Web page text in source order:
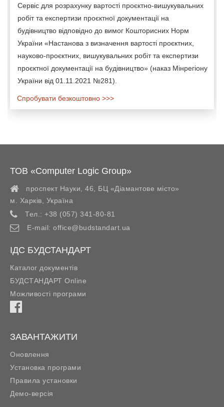
Сервіс для розрахунку вартості проєктно-вишукувальних
робіт та експертизи проєктної документації на
будівництво відповідно до вимог Кошторисних Норм
України «Настанова з визначення вартості проєктних,
науково-проєктних, вишукувальних робіт та експертизи
проєктної документації на будівництво» (наказ Мінрегіону
України від 01.11.2021 №281).
Спробувати безкоштовно >>>
ТОВ «Computer Logic Group»
проспект Науки, 46, БЦ «Діамантове місто»
м. Харків
Україна
Тел.: +38 (057) 341-80-81
E-mail: office@budstandart.ua
ІДС БУДСТАНДАРТ
Каталог документів
БУДСТАНДАРТ Online
Можливості програми
ЗАВАНТАЖИТИ
Оновлення
Установка програми
Правила установки
Демо-версія